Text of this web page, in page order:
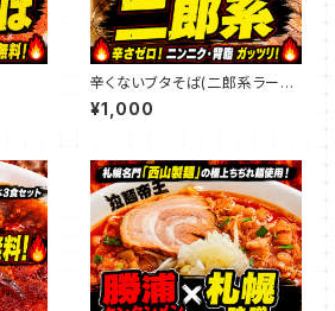
辛くないブタそば(二郎系ラーメ
ン)
¥1,000